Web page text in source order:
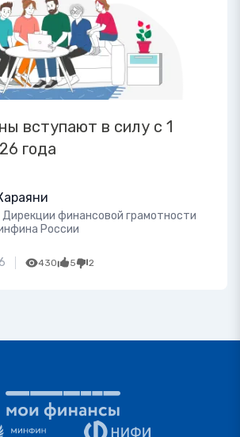
вступают в силу с 1
года
финансовой грамотности
России
430 5 2